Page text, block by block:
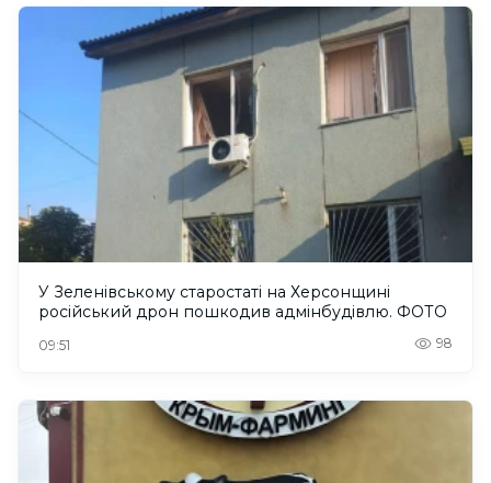
У Зеленівському старостаті на Херсонщині
російський дрон пошкодив адмінбудівлю. ФОТО
09:51 98